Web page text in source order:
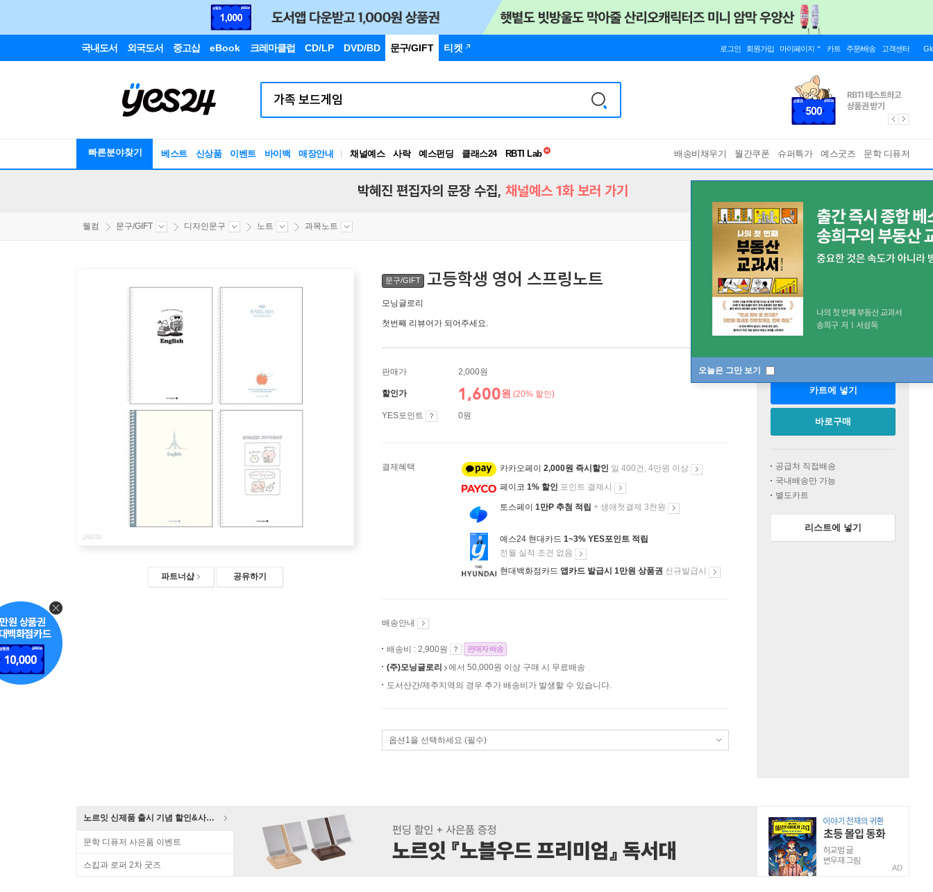
국내도서 외국도서 중고샵 eBook 크레마클럽 CD/LP DVD/BD 문구/GIFT 티켓 로그인 회원가입 마이페이지 카트 주문/배송 고객센터
빠른분야찾기 베스트 신상품 이벤트 바이백 매장안내 채널예스 사락 예스펀딩 클래스24
RBTI Lab
독서유형검사
배송비채우기 월간쿠폰 슈퍼특가 예스굿즈 문학 디퓨저
오늘은 그만 보기
박혜진 편집자의 문장 수집, 채널예스 1화 보러 가기
웰컴 문구/GIFT 디자인문구 노트 과목노트
파트너샵 공유하기
문구/GIFT 고등학생 영어 스프링노트
모닝글로리
첫번째 리뷰어가 되어주세요.
판매가 2,000원
할인가 1,600원 (20% 할인)
YES포인트 0원
결제혜택 카카오페이 2,000원 즉시할인 일 400건, 4만원 이상
페이코 1% 할인 포인트 결제시
토스페이 1만P 추첨 적립 + 생애첫결제 3천원
예스24 현대카드 1~3% YES포인트 적립
전월 실적 조건 없음
현대백화점카드 앱카드 발급시 1만원 상품권 신규발급시
배송안내
배송비 : 2,900원 판매자 배송
(주)모닝글로리
에서 50,000원 이상 구매 시 무료배송
도서산간/제주지역의 경우 추가 배송비가 발생할 수 있습니다.
옵션1을 선택하세요 (필수)
판매중
카트에 넣기
바로구매
공급처 직접배송
국내배송만 가능
별도카트
리스트에 넣기
노르잇 신제품 출시 기념 할인&사은품 증정!
문학 디퓨저 사은품 이벤트
스킵과 로퍼 2차 굿즈 AD